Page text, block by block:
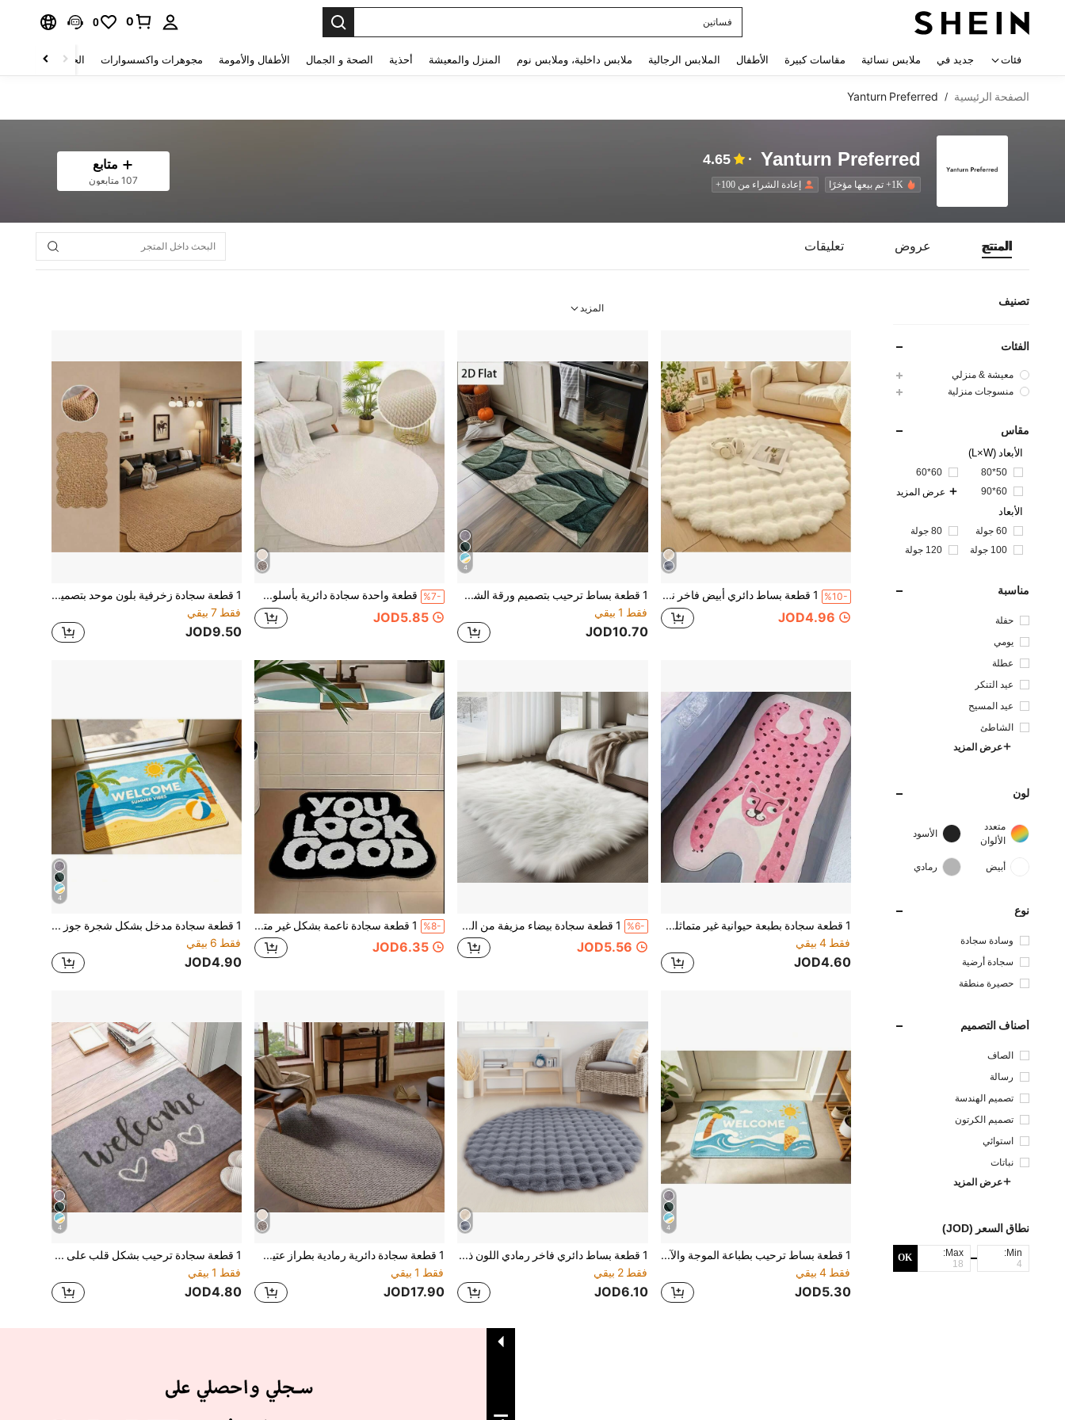
فستان
0
0
فئات جديد في ملابس نسائية مقاسات كبيرة الأطفال الملابس الرجالية ملابس داخلية، وملابس نوم المنزل والمعيشة أحذية الصحة و الجمال الأطفال والأمومة مجوهرات واكسسوارات الحقائب والأمتعة
الصفحة الرئيسية /
Yanturn Preferred
Yanturn Preferred
4.65
1K+ تم بيعها مؤخرًا إعادة الشراء من 100+
متابع
107 متابعون
المنتج عروض تعليقات
تصنيف
الفئات
معيشة & منزلي
منسوجات منزلية
مقاس
الأبعاد (L×W)
50*80
60*60
60*90
عرض المزيد
الأبعاد
60 جولة
80 جولة
100 جولة
120 جولة
مناسبة
حفلة
يومي
عطلة
عيد التنكر
عيد المسيح
الشاطئ
عرض المزيد
لون
متعدد
الألوان
الأسود
أبيض رمادي
نوع
وسادة سجادة
سجادة أرضية
حصيرة منطقة
أصناف التصميم
الصاف
رسالة
تصميم الهندسة
تصميم الكرتون
استوائي
نباتات
عرض المزيد
نطاق السعر (JOD)
Min:
Max:
OK
المزيد
%10- 1 قطعة بساط دائري أبيض فاخر ناعم وفضفاض، بساط شعري فاخر - بساط صناعي ناعم وفضفاض - بساط كبير مستطيل غير انزلاقي وقابل للغسيل للغرفة المعيشة وغرفة النوم
JOD4.96
4
1 قطعة بساط ترحيب بتصميم ورقة الشجر، بساط مدخل، سجادة صغيرة، بساط ترحيب، سجادة، بساط مدخل خارجي، سجادة مطبخ، ديكور منزلي، بساط أمام الباب الرئيسي، سجادة صغيرة للمنطقة، بساط خارجي، ديكور منزلي، سجادة منطقة، سجادة حديقة، سجادة قابلة للغسيل
فقط 1 بيقي
JOD10.70
%7- قطعة واحدة سجادة دائرية بأسلوب عتيق بلون بيج، سجادة من ألياف البوليستر المحبوكة قابلة للغسل وغير قابلة للانزلاق، ذات وبر قصير، بلون موحد، مصنوعة آليًا، مناسبة لغرفة النوم وغرفة المعيشة والاستخدام الداخلي - متينة ومقاومة للتساقط، سجادة ديكور ريفي حديثة، مناسبة لعيد الميلاد وعيد الفصح وعيد الشكر وعيد الحب.
JOD5.85
1 قطعة سجادة زخرفية بلون موحد بتصميم أناناس غير متماثل: سجادة زخرفية، ديكور غرفة النوم، سجادة صغيرة، سجادة، ديكور المنزل، سجادة غرفة المعيشة، سجادة غرفة المعيشة الصغيرة، سجادة غرفة النوم، ديكور غرفة المعيشة المنزلية، سجادة خارجية، قابلة للغسل
فقط 7 بيقي
JOD9.50
1 قطعة سجادة بطبعة حيوانية غير متماثلة - تصميم نمر وردي ودب أسود، بوليستر ناعم مخملي، قابلة للغسل في الغسالة، مانعة للانزلاق، للاستخدام الداخلي/الخارجي، مثالية لغرفة النوم والمطبخ والفناء والتخييم والنزهات، هدية عيد الحب، غطاء أرضي ديكوري | موضة (النمط غير المتماثل المقطوع يدويًا قد يكون به خطأ 1-5 سم، نقترح طلب حجم أكبر)
فقط 4 بيقي
JOD4.60
%6- 1 قطعة سجادة بيضاء مزيفة من الفرو الناعم - سجادة فرو مزيف ناعمة وفاخرة - سجادة مستطيلة كبيرة قابلة للغسيل وذات قاعدة مانعة للانزلاق للاستخدام في غرفة المعيشة والنوم
JOD5.56
%8- 1 قطعة سجادة ناعمة بشكل غير متماثل مكتوب عليها "أنت تبدو جيدًا"، قابلة للغسل في الغسالة، ديكور منزلي لغرفة المعيشة والنوم والحمام والمطبخ، سجادة مطبخ لديكور عيد الميلاد
JOD6.35
4
1 قطعة سجادة مدخل بشكل شجرة جوز الهند وكرة الطائرة على الشاطئ، سجادة ترحيب، سجادة صغيرة، سجادة مدخل، سجادة، سجادة مدخل خارجية، سجادة مطبخ، ديكور منزلي، سجادة مدخل أمامية، سجادة منطقة صغيرة، سجادة خارجية، ديكور منزلي، سجادة منطقة، سجادة حديقة، سجادة قابلة للغسيل
فقط 6 بيقي
JOD4.90
4
1 قطعة بساط ترحيب بطباعة الموجة والآيس كريم والنخيل، بساط مدخل قابل للغسيل، سجادة خارجية، سجادة مطبخ، ديكور منزلي
فقط 4 بيقي
JOD5.30
1 قطعة بساط دائري فاخر رمادي اللون ذو وبرة طويلة، بساط فرو فقاعي فاخر - بساط فرو اصطناعي ناعم وراحة - بساط مستطيل كبير قابل للغسيل داخلي مقاوم للانزلاق وذو متانة لغرفة المعيشة وغرفة النوم
فقط 2 بيقي
JOD6.10
1 قطعة سجادة دائرية رمادية بطراز عتيق، سجادة مصنوعة من ألياف بوليستر مغزولة غير قابلة للانزلاق وقابلة للغسيل، ذات وبر قصير، بلون أحادي، مقاومة للبهتان ومقاومة للرطوبة، مصنوعة آليًا، مناسبة لغرفة النوم وغرفة المعيشة والاستخدام الداخلي - لا تنتشر الأوبار، ديكور منزلي ريفي حديث.
فقط 1 بيقي
JOD17.90
4
1 قطعة سجادة ترحيب بشكل قلب على خلفية رمادية، سجادة مدخل، سجادة صغيرة، سجادة مدخل، سجادة، سجادة مدخل خارجية، سجادة مطبخ، ديكور منزلي، سجادة باب أمامي، سجادة صغيرة للمنطقة، سجادة خارجية، ديكور منزلي، سجادة منطقة، سجادة حديقة، سجادة قابلة للغسل
فقط 1 بيقي
JOD4.80
إجمالي 1 صفحة